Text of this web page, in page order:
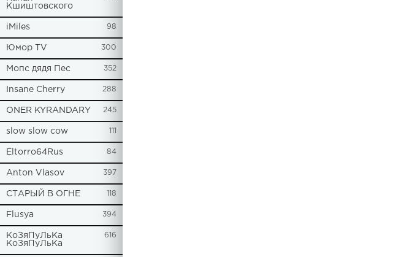
Кшиштовского
iMiles 98
Юмор TV 300
Мопс дядя Пес 352
Insane Cherry 288
ONER KYRANDARY 245
slow slow cow 111
Eltorro64Rus 84
Anton Vlasov 397
СТАРЫЙ В ОГНЕ 118
Flusya 394
КоЗяПуЛьКа
КоЗяПуЛьКа
616